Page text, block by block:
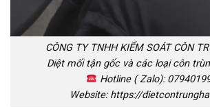
CÔNG TY TNHH KIỂM SOÁT CÔN
Diệt mối tận gốc và các loại côn
Hotline ( Zalo):
Website: https://